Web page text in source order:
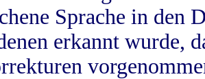
Sprache in
erkannt wurde,